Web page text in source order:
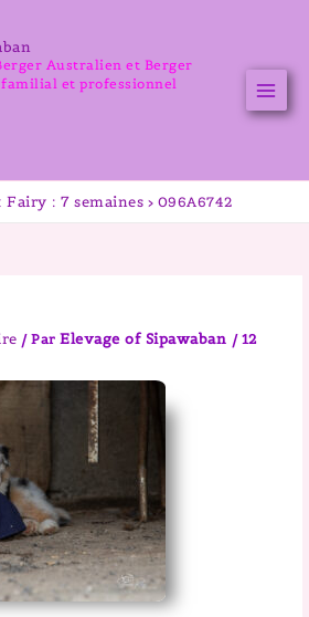
Australien et Berger
et professionnel
: 7 semaines 096A6742
/ ParElevage of Sipawaban / 12